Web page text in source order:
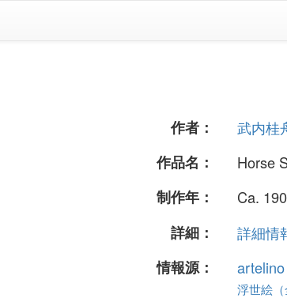
作者：
武内桂
作品名：
Horse
制作年：
Ca.
詳細：
詳細情
情報源：
浮世絵